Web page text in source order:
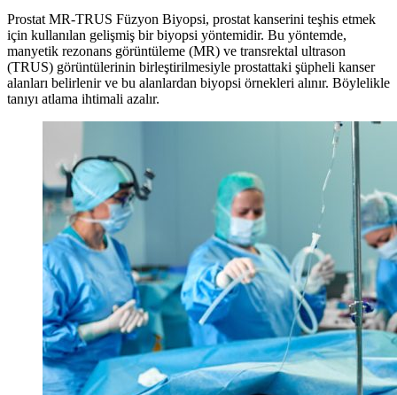
Prostat MR-TRUS Füzyon Biyopsi, prostat kanserini teşhis etmek
için kullanılan gelişmiş bir biyopsi yöntemidir. Bu yöntemde,
manyetik rezonans görüntüleme (MR) ve transrektal ultrason
(TRUS) görüntülerinin birleştirilmesiyle prostattaki şüpheli kanser
alanları belirlenir ve bu alanlardan biyopsi örnekleri alınır. Böylelikle
tanıyı atlama ihtimali azalır.